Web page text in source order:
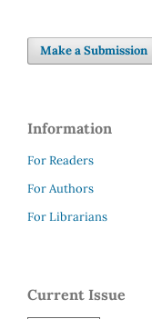
Make a Submission
Information
For Readers
For Authors
For Librarians
Current Issue